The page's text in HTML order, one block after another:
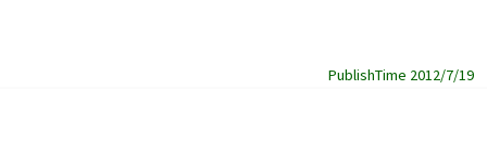
PublishTime 2012/7/19